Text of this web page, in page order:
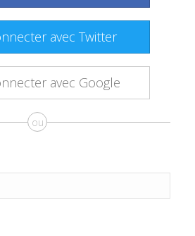
avec Twitter
avec Google
ou